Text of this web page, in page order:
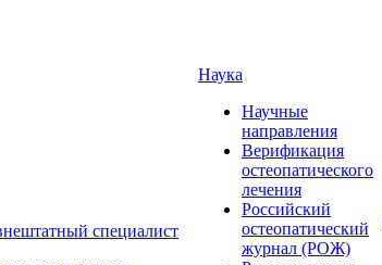
специалист
Наука
Научные
направления
Верификация
остеопатического
лечения
Российский
остеопатический
журнал (РОЖ)